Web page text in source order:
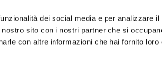
dei social media e per analizzare il
sito con i nostri partner che si
con altre informazioni che hai fornito loro